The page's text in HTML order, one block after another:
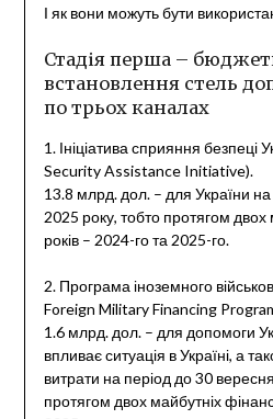
І як вони можуть бути
Стадія перша –
встановлення стель
по трьох каналах
1. Ініціатива сприяння безпеці
Security Assistance Initiative).
13.8 млрд. дол. – для України
2025 року, тобто протягом двох
років – 2024-го та 2025-го.
2. Програма іноземного
Foreign Military Financing
1.6 млрд. дол. – для допомоги
впливає ситуація в Україні, а
витрати на період до 30
протягом двох майбутніх